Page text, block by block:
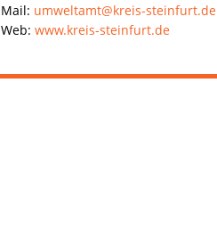
Mail: umweltamt@kreis-steinfurt.de
Web: www.kreis-steinfurt.de